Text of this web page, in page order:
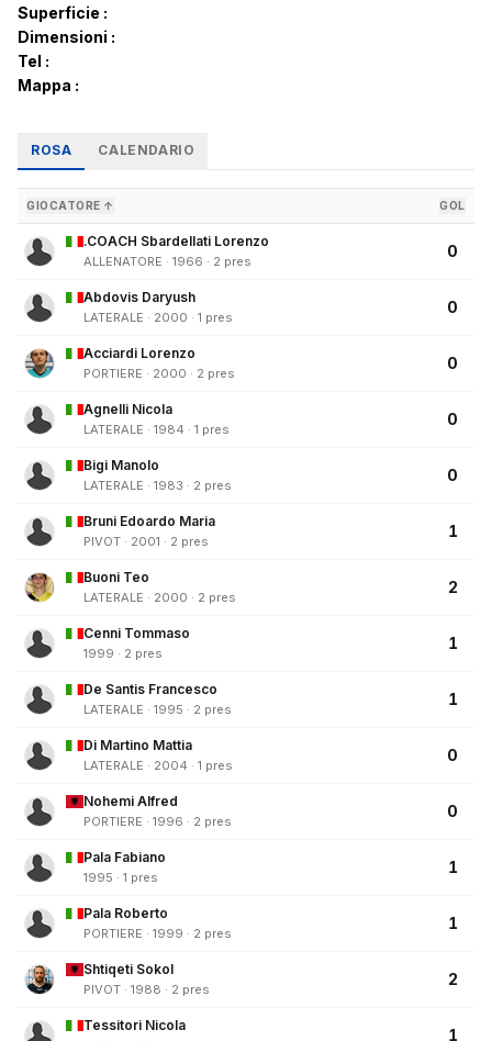
Superficie :
Dimensioni :
Tel :
Mappa :
ROSA CALENDARIO
GIOCATORE ↑ GOL
.COACH Sbardellati Lorenzo
ALLENATORE · 1966 · 2 pres
0
Abdovis Daryush
LATERALE · 2000 · 1 pres
0
Acciardi Lorenzo
PORTIERE · 2000 · 2 pres
0
Agnelli Nicola
LATERALE · 1984 · 1 pres
0
Bigi Manolo
LATERALE · 1983 · 2 pres
0
Bruni Edoardo Maria
PIVOT · 2001 · 2 pres
1
Buoni Teo
LATERALE · 2000 · 2 pres
2
Cenni Tommaso
1999 · 2 pres
1
De Santis Francesco
LATERALE · 1995 · 2 pres
1
Di Martino Mattia
LATERALE · 2004 · 1 pres
0
Nohemi Alfred
PORTIERE · 1996 · 2 pres
0
Pala Fabiano
1995 · 1 pres
1
Pala Roberto
PORTIERE · 1999 · 2 pres
1
Shtiqeti Sokol
PIVOT · 1988 · 2 pres
2
Tessitori Nicola
1